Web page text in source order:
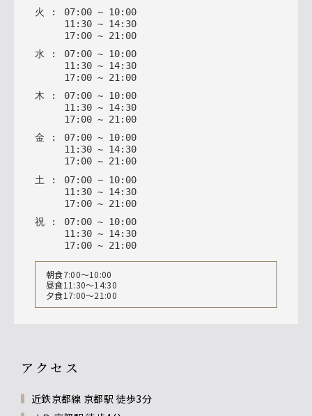
火
: 07: 00 ~ 10: 00
11 : 30 ~ 14: 30
17: 00 ~ 21 : 00
水 : 07: 00 ~ 10: 00
11 : 30 ~ 14: 30
17: 00 ~ 21 : 00
木 : 07: 00 ~ 10: 00
11: 30 ~ 14: 30
17: 00 ~ 21: 00
金 : 07: 00 ~ 10: 00
11: 30 ~ 14: 30
17: 00 ~ 21: 00
土 : 07: 00 ~ 10: 00
11 : 30 ~ 14: 30
17: 00 ~ 21 : 00
祝 : 07: 00 ~ 10: 00
11 : 30 ~ 14: 30
17: 00 ~ 21 : 00
朝食7:00～10:00
昼食11:30～14:30
夕食17:00～21:00
アクセス
近鉄京都線 京都駅 徒歩3分